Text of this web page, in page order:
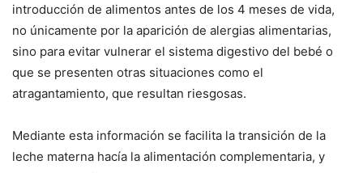
introducción de alimentos antes de los 4 meses de vida,
no únicamente por la aparición de alergias alimentarias,
sino para evitar vulnerar el sistema digestivo del bebé o
que se presenten otras situaciones como el
atragantamiento, que resultan riesgosas.
Mediante esta información se facilita la transición de la
leche materna hacía la alimentación complementaria, y